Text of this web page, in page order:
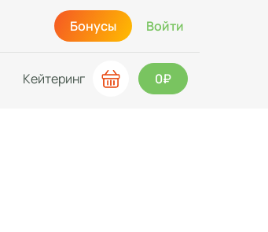
Бонусы Войти
Кейтеринг 0₽